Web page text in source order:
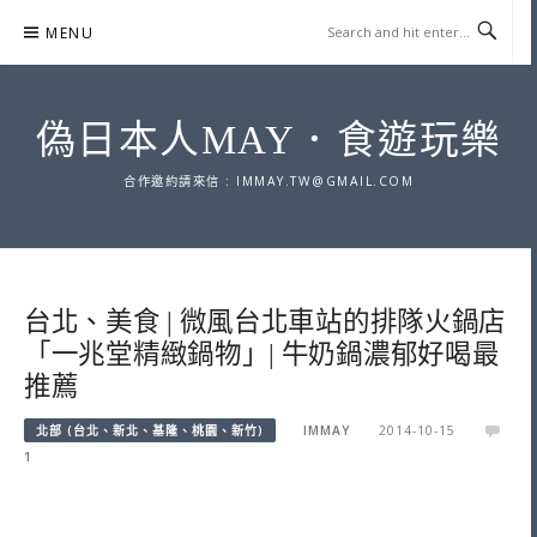
content
MENU
偽日本人MAY．食遊玩樂
合作邀約請來信 : IMMAY.TW@GMAIL.COM
台北、美食 | 微風台北車站的排隊火鍋店
「一兆堂精緻鍋物」| 牛奶鍋濃郁好喝最
推薦
北部 (台北、新北、基隆、桃園、新竹) IMMAY
2014-10-15
1